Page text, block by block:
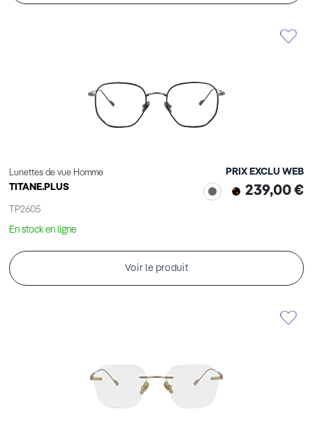
Lunettes de vue Homme
TITANE.PLUS
TP2605
PRIX EXCLU WEB
239,00 €
En stock en ligne
Voir le produit